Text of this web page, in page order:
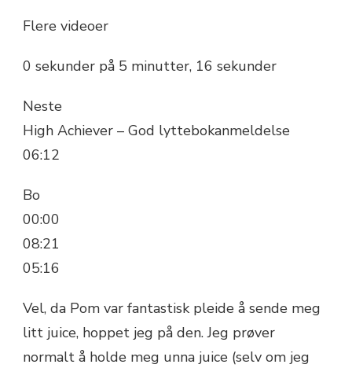
Flere videoer
0 sekunder på 5 minutter, 16 sekunder
Neste
High Achiever – God lyttebokanmeldelse
06:12
Bo
00:00
08:21
05:16
Vel, da Pom var fantastisk pleide å sende meg
litt juice, hoppet jeg på den. Jeg prøver
normalt å holde meg unna juice (selv om jeg